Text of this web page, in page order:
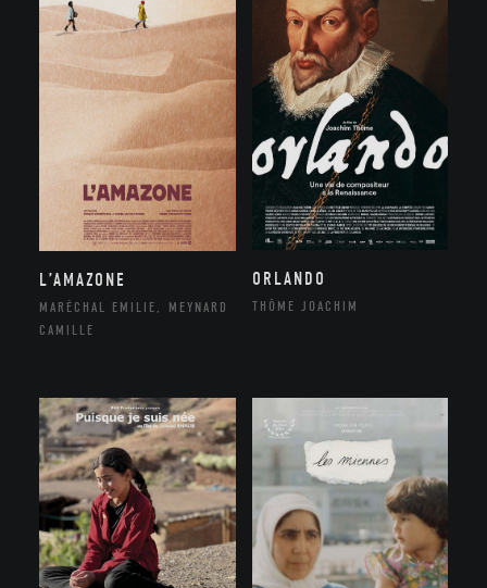
L’AMAZONE
MARÉCHAL EMILIE, MEYNARD
CAMILLE
ORLANDO
THÔME JOACHIM